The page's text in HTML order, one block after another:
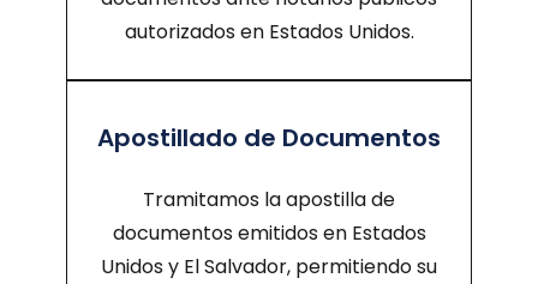
autorizados en Estados Unidos.
Apostillado de Documentos
Tramitamos la apostilla de
documentos emitidos en Estados
Unidos y El Salvador, permitiendo su